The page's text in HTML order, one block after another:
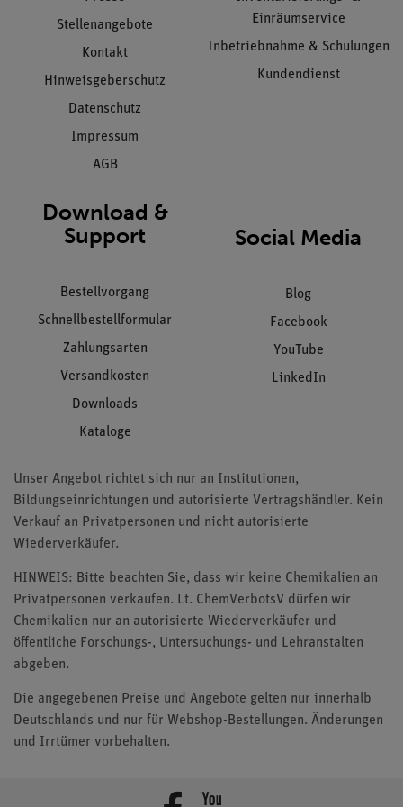
Stellenangebote
Kontakt
Hinweisgeberschutz
Datenschutz
Impressum
AGB
Einräumservice
Inbetriebnahme & Schulungen
Kundendienst
Download &
Support
Bestellvorgang
Schnellbestellformular
Zahlungsarten
Versandkosten
Downloads
Kataloge
Social Media
Blog
Facebook
YouTube
LinkedIn
Unser Angebot richtet sich nur an Institutionen,
Bildungseinrichtungen und autorisierte Vertragshändler. Kein
Verkauf an Privatpersonen und nicht autorisierte
Wiederverkäufer.
HINWEIS: Bitte beachten Sie, dass wir keine Chemikalien an
Privatpersonen verkaufen. Lt. ChemVerbotsV dürfen wir
Chemikalien nur an autorisierte Wiederverkäufer und
öffentliche Forschungs-, Untersuchungs- und Lehranstalten
abgeben.
Die angegebenen Preise und Angebote gelten nur innerhalb
Deutschlands und nur für Webshop-Bestellungen. Änderungen
und Irrtümer vorbehalten.